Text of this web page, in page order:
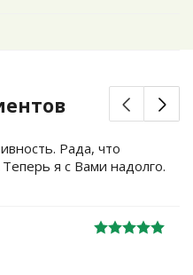
Рада, что
я с Вами надолго.